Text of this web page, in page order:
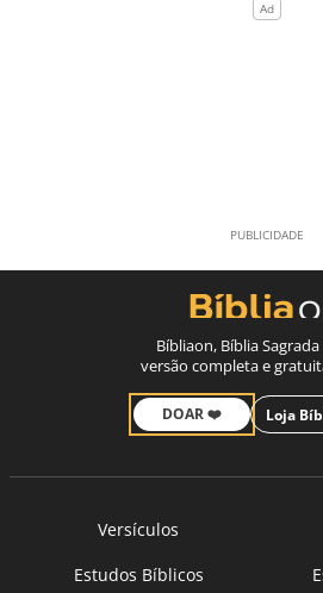
Bíbliaon, Bíblia
versão completa e
DOAR ❤️ Loja
Versículos
Estudos Bíblicos